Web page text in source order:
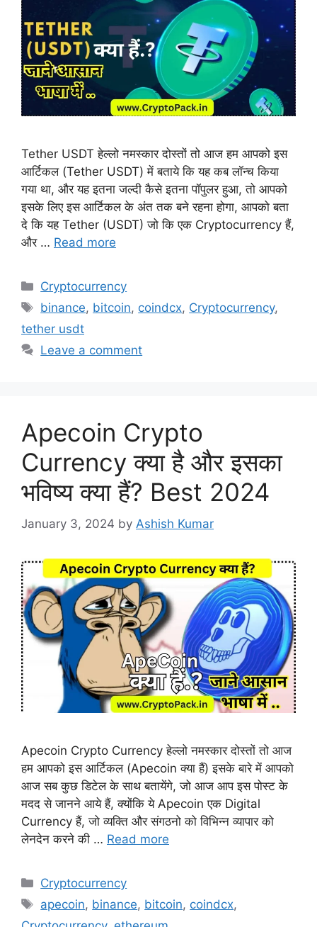
Tether USDT हेल्लो नमस्कार दोस्तों तो आज हम आपको इस
आर्टिकल (Tether USDT) में बताये कि यह कब लॉन्च किया
गया था, और यह इतना जल्दी कैसे इतना पॉपुलर हुआ, तो आपको
इसके लिए इस आर्टिकल के अंत तक बने रहना होगा, आपको बता
दे कि यह Tether (USDT) जो कि एक Cryptocurrency हैं,
और … Read more
Categories
Cryptocurrency
Tags
binance, bitcoin, coindcx, Cryptocurrency,
tether usdt
Leave a comment
Apecoin Crypto
Currency क्या है और इसका
भविष्य क्या हैं? Best 2024
January 3, 2024 by Ashish Kumar
Apecoin Crypto Currency हेल्लो नमस्कार दोस्तों तो आज
हम आपको इस आर्टिकल (Apecoin क्या हैं) इसके बारे में आपको
आज सब कुछ डिटेल के साथ बतायेंगे, जो आज आप इस पोस्ट के
मदद से जानने आये हैं, क्योंकि ये Apecoin एक Digital
Currency हैं, जो व्यक्ति और संगठनो को विभिन्न व्यापार को
लेनदेन करने की … Read more
Categories
Cryptocurrency
Tags
apecoin, binance, bitcoin, coindcx,